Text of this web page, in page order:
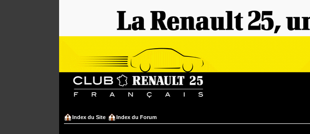
Index du Site Index du Forum